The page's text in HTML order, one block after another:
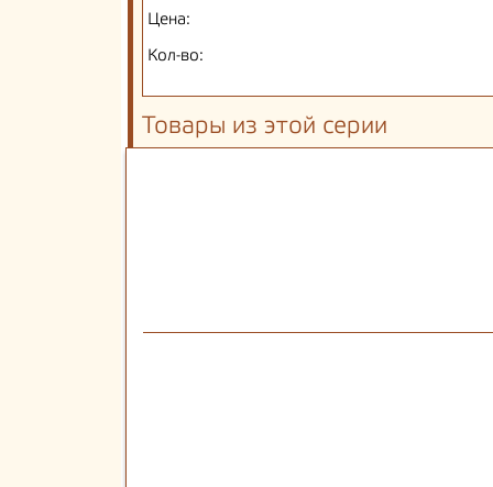
Цена:
Кол-во:
Товары из этой серии